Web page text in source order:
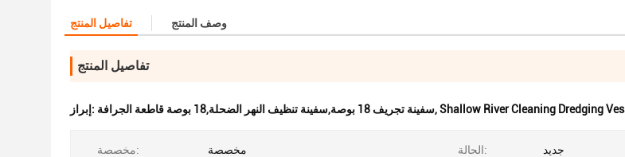
تفاصيل المنتج وصف المنتج
تفاصيل المنتج
إبراز: سفينة تجريف 18 بوصة,سفينة تنظيف النهر الضحلة,18 بوصة قاطعة الجرافة,Shallow River Cleaning Dredging
مخصصة: مخصصة الحالة: جديد